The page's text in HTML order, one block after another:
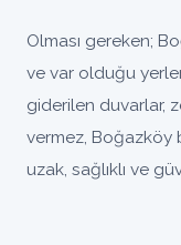
Olması gereken;
ve var olduğu
giderilen duvarlar,
vermez, Boğazköy
uzak, sağlıklı ve